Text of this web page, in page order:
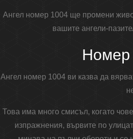
Ангел номер 1004 ще промени
вашите ангели-
Номер
Ангел номер 1004 ви казва да
Това има много смисъл, когато
изпражнения, вървите по